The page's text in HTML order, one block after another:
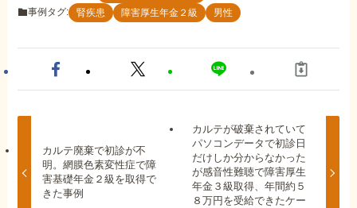
事例タグ:
腎疾患 障害厚生年金２級 男性
カルテ廃棄で初診が不
明。網膜色素変性症で障
害基礎年金２級を取得で
きた事例
カルテが破棄されていて
パソコンデータで初診日
だけしか分からなかった
が感音性難聴で障害厚生
年金３級取得、年間約５
８万円を受給できたケー